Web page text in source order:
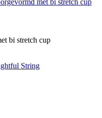
bi stretch cup